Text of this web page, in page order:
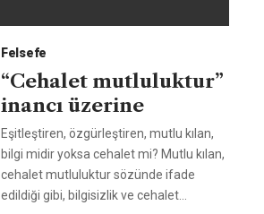
Felsefe
“Cehalet mutluluktur”
inancı üzerine
Eşitleştiren, özgürleştiren, mutlu kılan,
bilgi midir yoksa cehalet mi? Mutlu kılan,
cehalet mutluluktur sözünde ifade
edildiği gibi, bilgisizlik ve cehalet